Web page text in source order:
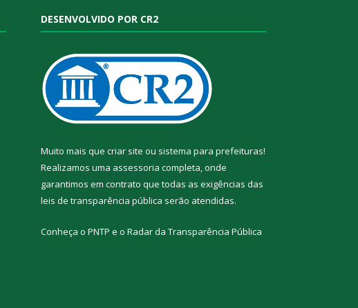
DESENVOLVIDO POR CR2
Muito mais que criar site ou sistema para prefeituras!
Realizamos uma assessoria completa, onde
garantimos em contrato que todas as exigências das
leis de transparência pública serão atendidas.
Conheça o PNTP e o Radar da Transparência Pública